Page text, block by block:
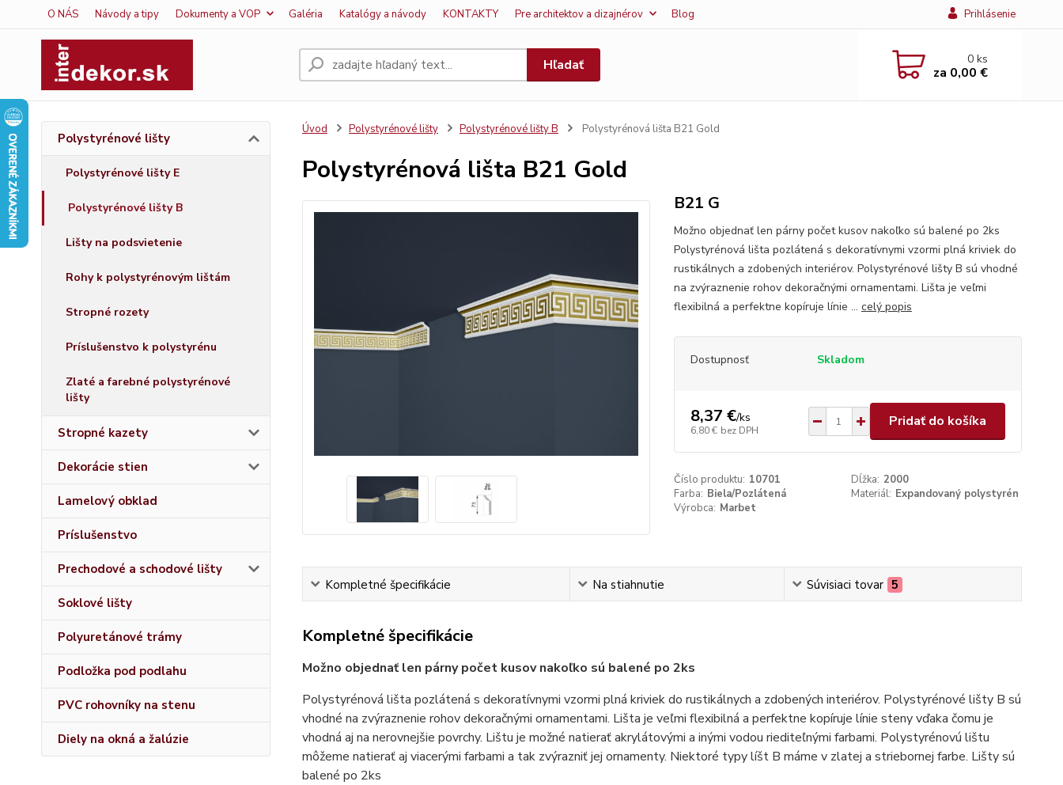
O NÁS Návody a tipy Dokumenty a VOP Galéria Katalógy a návody KONTAKTY Pre architektov a dizajnérov Blog Prihlásenie
Hľadať 0ks
za 0,00 €
Polystyrénové lišty
Polystyrénové lišty E
Polystyrénové lišty B
Lišty na podsvietenie
Rohy k polystyrénovým lištám
Stropné rozety
Príslušenstvo k polystyrénu
Zlaté a farebné polystyrénové
lišty
Stropné kazety
Dekorácie stien
Lamelový obklad
Príslušenstvo
Prechodové a schodové lišty
Soklové lišty
Polyuretánové trámy
Podložka pod podlahu
PVC rohovníky na stenu
Diely na okná a žalúzie
Úvod Polystyrénové lišty Polystyrénové lišty B Polystyrénová lišta B21 Gold
Polystyrénová lišta B21 Gold
B21 G
Možno objednať len párny počet kusov nakoľko sú balené po 2ks
Polystyrénová lišta pozlátená s dekoratívnymi vzormi plná kriviek do
rustikálnych a zdobených interiérov. Polystyrénové lišty B sú vhodné
na zvýraznenie rohov dekoračnými ornamentami. Lišta je veľmi
flexibilná a perfektne kopíruje línie ... celý popis
Dostupnosť Skladom
8,37 €/ks
6,80 € bez DPH
Pridať do košíka
Číslo produktu: 10701 Dĺžka: 2000
Farba: Biela/Pozlátená Materiál: Expandovaný polystyrén
Výrobca: Marbet
Kompletné špecifikácie Na stiahnutie Súvisiaci tovar 5
Kompletné špecifikácie
Možno objednať len párny počet kusov nakoľko sú balené po 2ks
Polystyrénová lišta pozlátená s dekoratívnymi vzormi plná kriviek do rustikálnych a zdobených interiérov. Polystyrénové lišty B sú
vhodné na zvýraznenie rohov dekoračnými ornamentami. Lišta je veľmi flexibilná a perfektne kopíruje línie steny vďaka čomu je
vhodná aj na nerovnejšie povrchy. Lištu je možné natierať akrylátovými a inými vodou riediteľnými farbami. Polystyrénovú lištu
môžeme natierať aj viacerými farbami a tak zvýrazniť jej ornamenty. Niektoré typy líšt B máme v zlatej a striebornej farbe. Lišty sú
balené po 2ks